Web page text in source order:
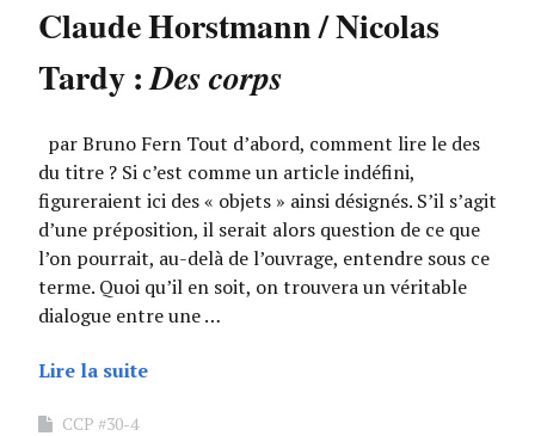
Claude Horstmann / Nicolas
Tardy :Des corps
par Bruno Fern Tout d’abord, comment lire le des
du titre ? Si c’est comme un article indéfini,
figureraient ici des « objets » ainsi désignés. S’il s’agit
d’une préposition, il serait alors question de ce que
l’on pourrait, au-delà de l’ouvrage, entendre sous ce
terme. Quoi qu’il en soit, on trouvera un véritable
dialogue entre une …
Lire la suite
CCP #30-4